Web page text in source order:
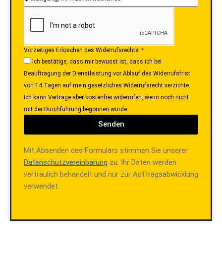
Vorzeitiges Erlöschen des Widerrufsrechts
Ich bestätige, dass mir bewusst ist, dass ich bei
Beauftragung der Dienstleistung vor Ablauf des Widerrufsfrist
von 14 Tagen auf mein gesetzliches Widerrufsrecht verzichte.
Ich kann Verträge aber kostenfrei widerrufen, wenn noch nicht
mit der Durchführung begonnen wurde.
Senden
Mit Absenden des Formulars stimmen Sie unserer
Datenschutzvereinbarung zu. Ihr Daten werden
vertraulich behandelt und nur zur Auftragsabwicklung
verwendet.